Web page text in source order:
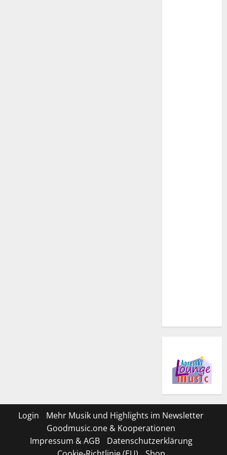
Login
Mehr Musik und Highlights im Newsletter
Goodmusic.one & Kooperationen
Impressum & AGB
Datenschutzerklärung